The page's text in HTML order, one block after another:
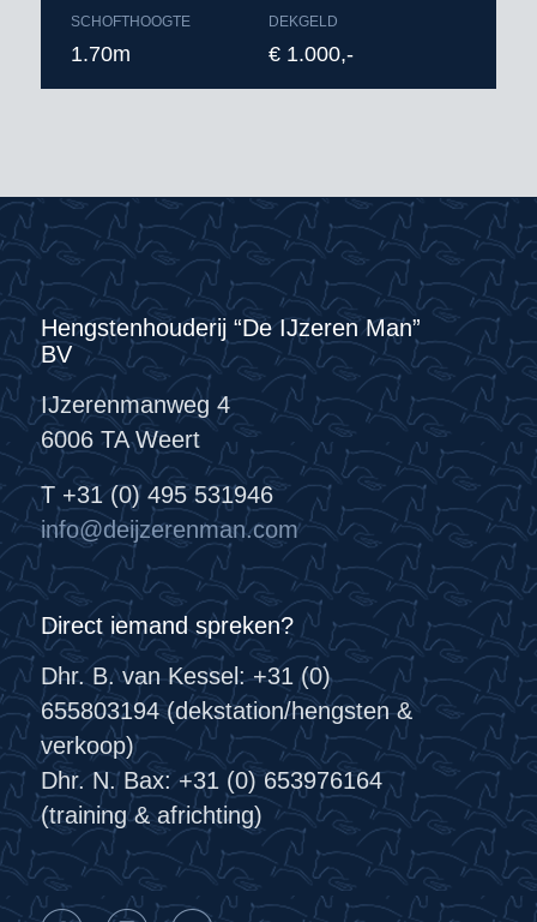
SCHOFTHOOGTE
1.70m
DEKGELD
€ 1.000,-
Hengstenhouderij “De IJzeren Man”
BV
IJzerenmanweg 4
6006 TA Weert
T +31 (0) 495 531946
info@deijzerenman.com
Direct iemand spreken?
Dhr. B. van Kessel: +31 (0)
655803194 (dekstation/hengsten &
verkoop)
Dhr. N. Bax: +31 (0) 653976164
(training & africhting)